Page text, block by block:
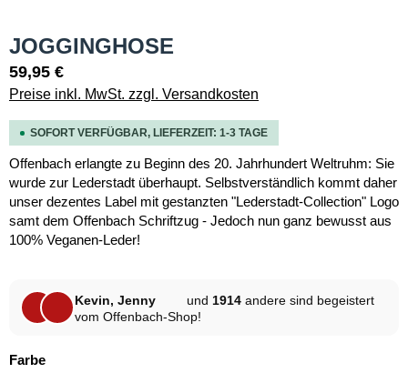
JOGGINGHOSE
59,95 €
Preise inkl. MwSt. zzgl. Versandkosten
SOFORT VERFÜGBAR, LIEFERZEIT: 1-3 TAGE
Offenbach erlangte zu Beginn des 20. Jahrhundert Weltruhm: Sie
wurde zur Lederstadt überhaupt. Selbstverständlich kommt daher
unser dezentes Label mit gestanzten "Lederstadt-Collection" Logo
samt dem Offenbach Schriftzug - Jedoch nun ganz bewusst aus
100% Veganen-Leder!
Kevin, Jenny und 1914 andere sind begeistert
vom Offenbach-Shop!
Farbeauswählen